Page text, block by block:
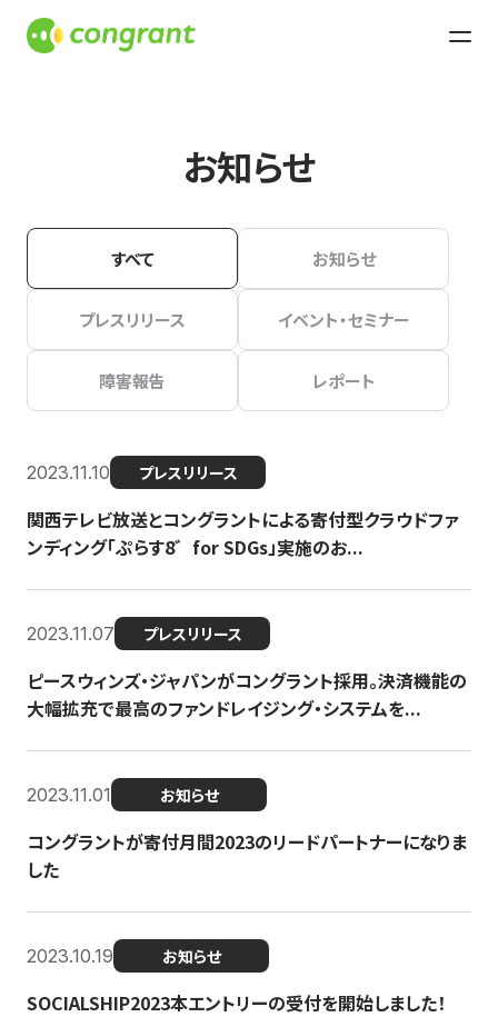
お知らせ
すべて お知らせ
プレスリリース イベント・セミナー
障害報告 レポート
2023.11.10 プレスリリース
関西テレビ放送とコングラントによる寄付型クラウドファ
ンディング「ぷらす8゛for SDGs」実施のお...
2023.11.07 プレスリリース
ピースウィンズ・ジャパンがコングラント採用。決済機能の
大幅拡充で最高のファンドレイジング・システムを...
2023.11.01 お知らせ
コングラントが寄付月間2023のリードパートナーになりま
した
2023.10.19 お知らせ
SOCIALSHIP2023本エントリーの受付を開始しました！